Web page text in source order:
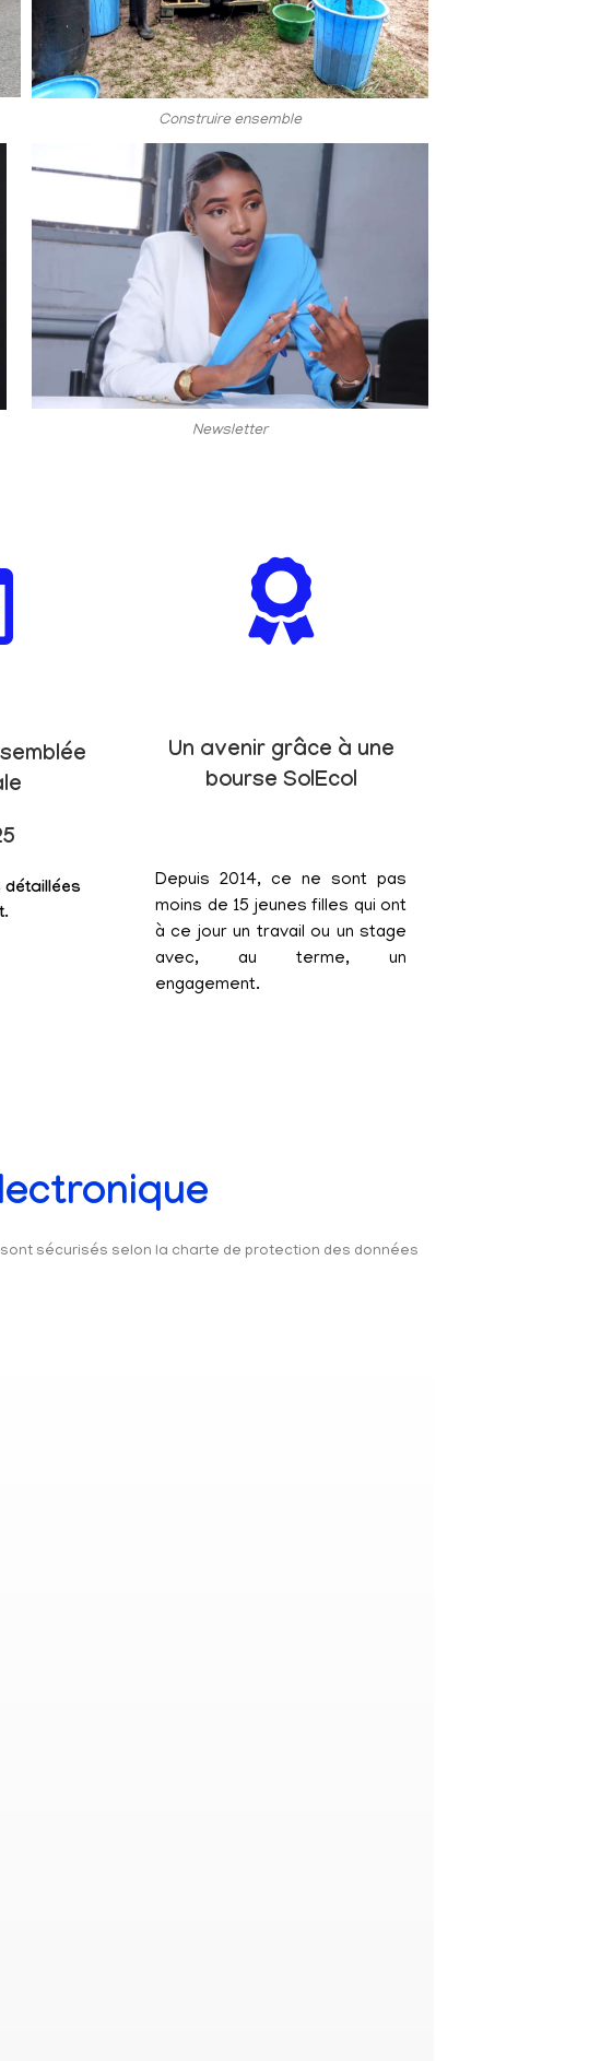
Construire ensemble
Newsletter
détaillées
Un avenir grâce à une
bourse SolEcol
Depuis 2014, ce ne sont pas
moins de 15 jeunes filles qui ont
à ce jour un travail ou un stage
avec, au terme, un
engagement.
sécurisés selon la charte de protection des données